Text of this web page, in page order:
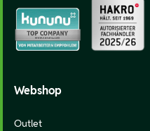
Webshop
Outlet